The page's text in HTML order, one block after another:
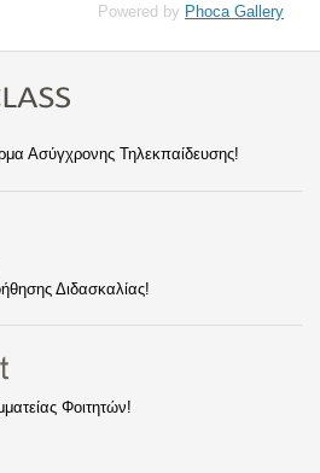
Powered by Phoca Gallery
Ασύγχρονης Τηλεκπαίδευσης!
Διδασκαλίας!
Φοιτητών!